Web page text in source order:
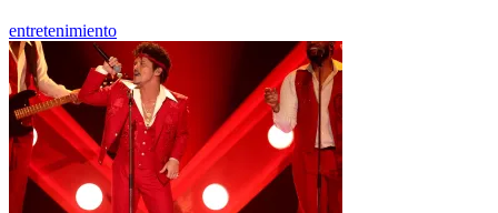
entretenimiento